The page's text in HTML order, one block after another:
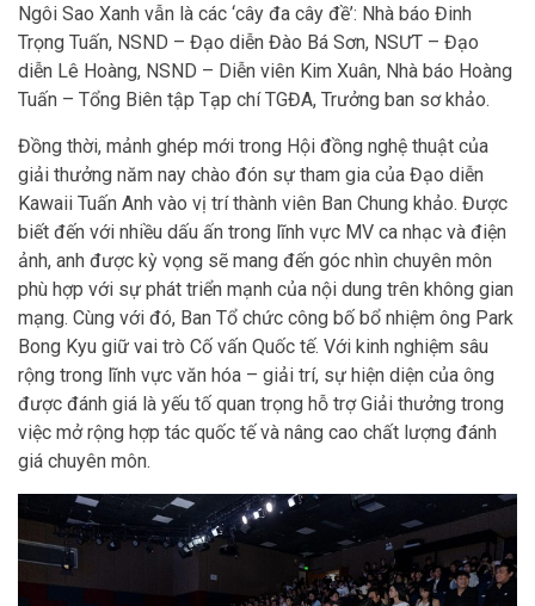
Ngôi Sao Xanh vẫn là các ‘cây đa cây đề’: Nhà báo Đinh
Trọng Tuấn, NSND – Đạo diễn Đào Bá Sơn, NSƯT – Đạo
diễn Lê Hoàng, NSND – Diễn viên Kim Xuân, Nhà báo Hoàng
Tuấn – Tổng Biên tập Tạp chí TGĐA, Trưởng ban sơ khảo.
Đồng thời, mảnh ghép mới trong Hội đồng nghệ thuật của
giải thưởng năm nay chào đón sự tham gia của Đạo diễn
Kawaii Tuấn Anh vào vị trí thành viên Ban Chung khảo. Được
biết đến với nhiều dấu ấn trong lĩnh vực MV ca nhạc và điện
ảnh, anh được kỳ vọng sẽ mang đến góc nhìn chuyên môn
phù hợp với sự phát triển mạnh của nội dung trên không gian
mạng. Cùng với đó, Ban Tổ chức công bố bổ nhiệm ông Park
Bong Kyu giữ vai trò Cố vấn Quốc tế. Với kinh nghiệm sâu
rộng trong lĩnh vực văn hóa – giải trí, sự hiện diện của ông
được đánh giá là yếu tố quan trọng hỗ trợ Giải thưởng trong
việc mở rộng hợp tác quốc tế và nâng cao chất lượng đánh
giá chuyên môn.